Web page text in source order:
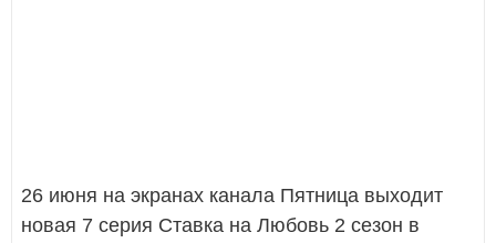
26 июня на экранах канала Пятница выходит
новая 7 серия Ставка на Любовь 2 сезон в